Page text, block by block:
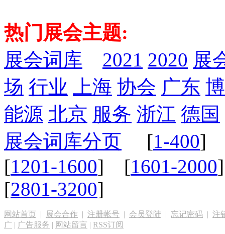
热门展会主题:
展会词库
2021 2020 展
场 行业 上海 协会 广东
能源 北京 服务 浙江 德国
展会词库分页 [1-400]
[1201-1600] [1601-2000
[2801-3200]
网站首页 | 展会合作 | 注册帐号 | 会员登陆 | 忘记密码 | 注
广 | 广告服务 | 网站留言 | RSS订阅